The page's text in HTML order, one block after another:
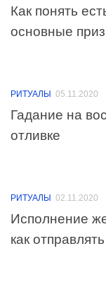
Как понять
основные
РИТУАЛЫ 05.11.2020
Гадание на
отливке
РИТУАЛЫ 02.11.2020
Исполнение
как